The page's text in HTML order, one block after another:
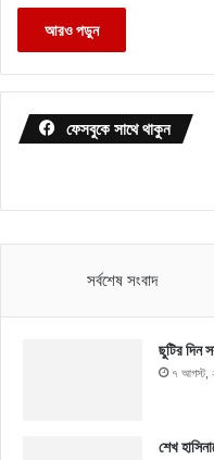
আরও পড়ুন
ফেসবুকে সাথে থাকুন
সর্বশেষ সংবাদ
ছুটির দিন
৭ আগস্ট,
শেখ